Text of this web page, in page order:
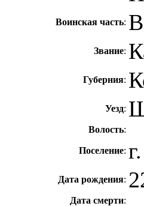
Воинская часть:
Звание:
Губерния:
Уезд:
Волость:
Поселение:
Дата рождения:
Дата смерти: